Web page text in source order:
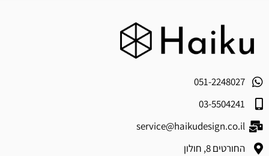
051-2248027
03-5504241
service@haikudesign.co.il
החורטים 8, חולון